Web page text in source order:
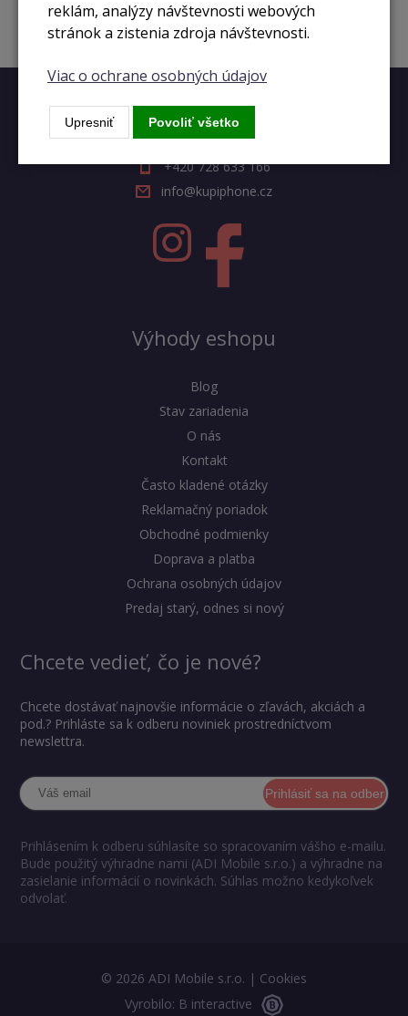
Rýchly kontakt
+420 728 633 166
info@kupiphone.cz
Výhody eshopu
Blog
Stav zariadenia
O nás
Kontakt
Často kladené otázky
Reklamačný poriadok
Obchodné podmienky
Doprava a platba
Ochrana osobných údajov
Predaj starý, odnes si nový
Chcete vedieť, čo je nové?
Chcete dostávať najnovšie informácie o zľavách, akciách a
pod.? Prihláste sa k odberu noviniek prostredníctvom
newslettra.
Prihlásiť sa na odber
Prihlásením k odberu súhlasíte so spracovaním vášho e-mailu.
Bude použitý výhradne nami (ADI Mobile s.r.o.) a výhradne na
zasielanie informácií o novinkách. Súhlas možno kedykoľvek
odvolať.
© 2026 ADI Mobile s.r.o. | Cookies
Vyrobilo: B interactive
reklám, analýzy návštevnosti webových
stránok a zistenia zdroja návštevnosti.
Viac o ochrane osobných údajov
Upresniť Povoliť všetko